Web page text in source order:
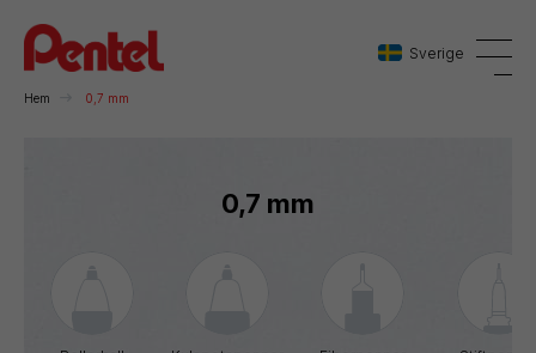
Sverige
Sverige
Hem 0,7 mm
0,7 mm